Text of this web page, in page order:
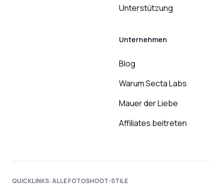
Unterstützung
Unternehmen
Blog
Warum Secta Labs
Mauer der Liebe
Affiliates beitreten
QUICKLINKS: ALLE FOTOSHOOT-STILE